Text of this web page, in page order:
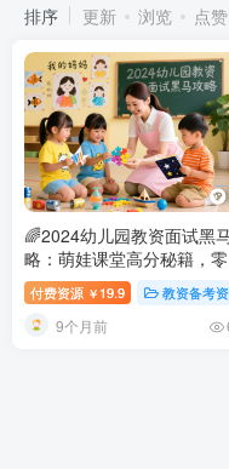
排序 更新 浏览 点赞
🌈2024幼儿园教资面试黑
略：萌娃课堂高分秘籍，
础变幼儿教育达人！ 2024
园教师资格证面试备考指南
结构化+试讲技巧详解
付费资源 ￥ 19.9 教资备考资
9个月前